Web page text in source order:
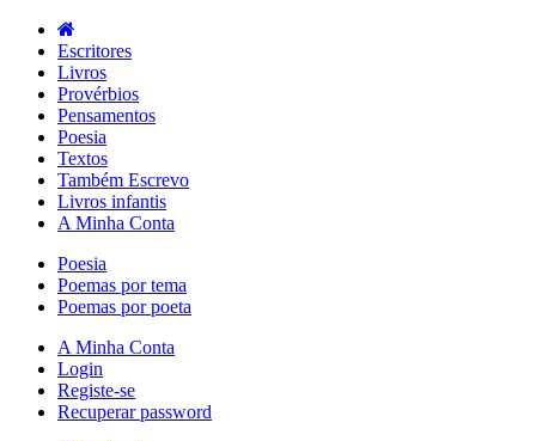
Escritores
Livros
Provérbios
Pensamentos
Poesia
Textos
Também Escrevo
Livros infantis
A Minha Conta
Poesia
Poemas por tema
Poemas por poeta
A Minha Conta
Login
Registe-se
Recuperar password